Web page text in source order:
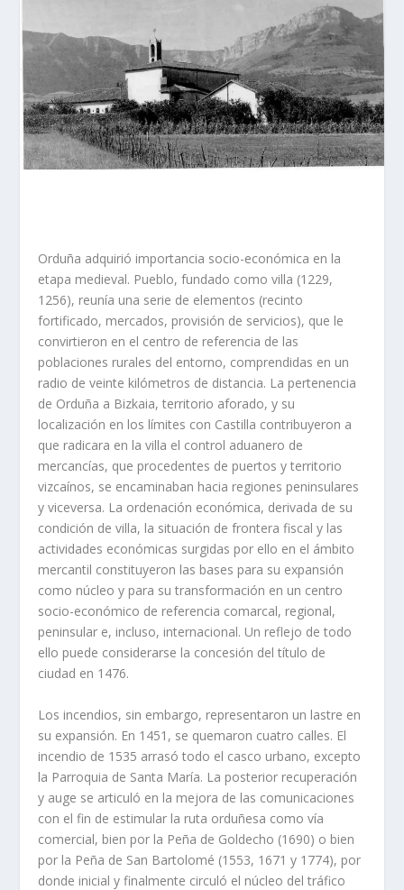
Orduña adquirió importancia socio-económica en la
etapa medieval. Pueblo, fundado como villa (1229,
1256), reunía una serie de elementos (recinto
fortificado, mercados, provisión de servicios), que le
convirtieron en el centro de referencia de las
poblaciones rurales del entorno, comprendidas en un
radio de veinte kilómetros de distancia. La pertenencia
de Orduña a Bizkaia, territorio aforado, y su
localización en los límites con Castilla contribuyeron a
que radicara en la villa el control aduanero de
mercancías, que procedentes de puertos y territorio
vizcaínos, se encaminaban hacia regiones peninsulares
y viceversa. La ordenación económica, derivada de su
condición de villa, la situación de frontera fiscal y las
actividades económicas surgidas por ello en el ámbito
mercantil constituyeron las bases para su expansión
como núcleo y para su transformación en un centro
socio-económico de referencia comarcal, regional,
peninsular e, incluso, internacional. Un reflejo de todo
ello puede considerarse la concesión del título de
ciudad en 1476.
Los incendios, sin embargo, representaron un lastre en
su expansión. En 1451, se quemaron cuatro calles. El
incendio de 1535 arrasó todo el casco urbano, excepto
la Parroquia de Santa María. La posterior recuperación
y auge se articuló en la mejora de las comunicaciones
con el fin de estimular la ruta orduñesa como vía
comercial, bien por la Peña de Goldecho (1690) o bien
por la Peña de San Bartolomé (1553, 1671 y 1774), por
donde inicial y finalmente circuló el núcleo del tráfico